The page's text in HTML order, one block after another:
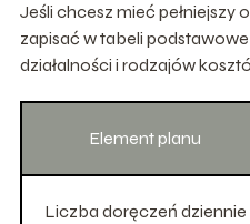
Jeśli chcesz mieć pełniejszy
zapisać w tabeli
działalności i rodzajów
Element planu
Liczba doręczeń dziennie